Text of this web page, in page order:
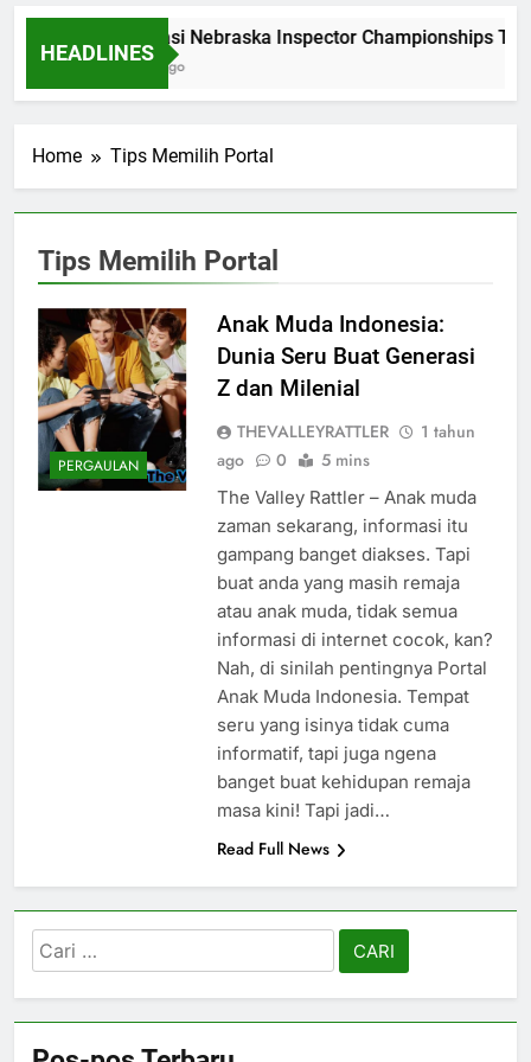
HEADLINES
Dominasi Nebraska Inspector Championships
2 Bulan Ago
Home Tips Memilih Portal
Tips Memilih Portal
PERGAULAN
Anak Muda Indonesia:
Dunia Seru Buat Generasi
Z dan Milenial
THEVALLEYRATTLER
1 tahun
ago
0 5 mins
The Valley Rattler – Anak muda
zaman sekarang, informasi itu
gampang banget diakses. Tapi
buat anda yang masih remaja
atau anak muda, tidak semua
informasi di internet cocok, kan?
Nah, di sinilah pentingnya Portal
Anak Muda Indonesia. Tempat
seru yang isinya tidak cuma
informatif, tapi juga ngena
banget buat kehidupan remaja
masa kini! Tapi jadi…
Read Full News
Cari
untuk: